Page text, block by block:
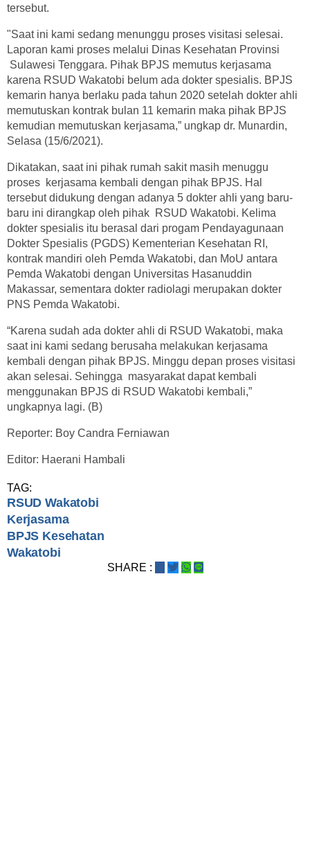
tersebut.
"Saat ini kami sedang menunggu proses visitasi selesai.
Laporan kami proses melalui Dinas Kesehatan Provinsi
Sulawesi Tenggara. Pihak BPJS memutus kerjasama
karena RSUD Wakatobi belum ada dokter spesialis. BPJS
kemarin hanya berlaku pada tahun 2020 setelah dokter ahli
memutuskan kontrak bulan 11 kemarin maka pihak BPJS
kemudian memutuskan kerjasama,” ungkap dr. Munardin,
Selasa (15/6/2021).
Dikatakan, saat ini pihak rumah sakit masih menuggu
proses kerjasama kembali dengan pihak BPJS. Hal
tersebut didukung dengan adanya 5 dokter ahli yang baru-
baru ini dirangkap oleh pihak RSUD Wakatobi. Kelima
dokter spesialis itu berasal dari progam Pendayagunaan
Dokter Spesialis (PGDS) Kementerian Kesehatan RI,
kontrak mandiri oleh Pemda Wakatobi, dan MoU antara
Pemda Wakatobi dengan Universitas Hasanuddin
Makassar, sementara dokter radiolagi merupakan dokter
PNS Pemda Wakatobi.
“Karena sudah ada dokter ahli di RSUD Wakatobi, maka
saat ini kami sedang berusaha melakukan kerjasama
kembali dengan pihak BPJS. Minggu depan proses visitasi
akan selesai. Sehingga masyarakat dapat kembali
menggunakan BPJS di RSUD Wakatobi kembali,”
ungkapnya lagi. (B)
Reporter: Boy Candra Ferniawan
Editor: Haerani Hambali
TAG:
RSUD Wakatobi
Kerjasama
BPJS Kesehatan
Wakatobi
SHARE :